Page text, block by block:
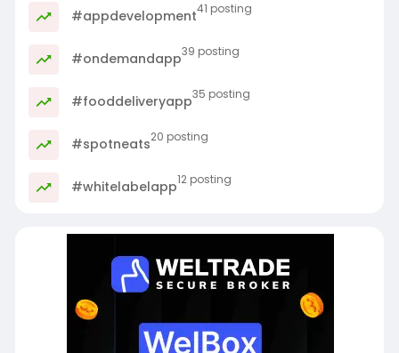
#appdevelopment41 posting
#ondemandapp39 posting
#fooddeliveryapp35 posting
#spotneats20 posting
#whitelabelapp12 posting